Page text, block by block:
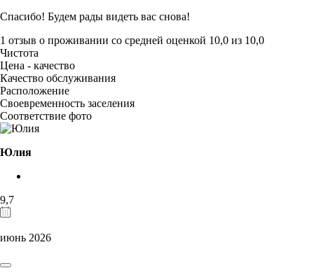
Спасибо! Будем рады видеть вас снова!
1 отзыв о проживании со средней оценкой 10,0 из 10,0
Чистота
Цена - качество
Качество обслуживания
Расположение
Своевременность заселения
Соответствие фото
Юлия
9,7
июнь 2026